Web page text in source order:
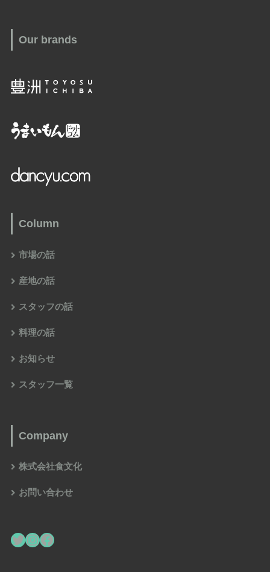
Our brands
Column
市場の話
産地の話
スタッフの話
料理の話
お知らせ
スタッフ一覧
Company
株式会社食文化
お問い合わせ